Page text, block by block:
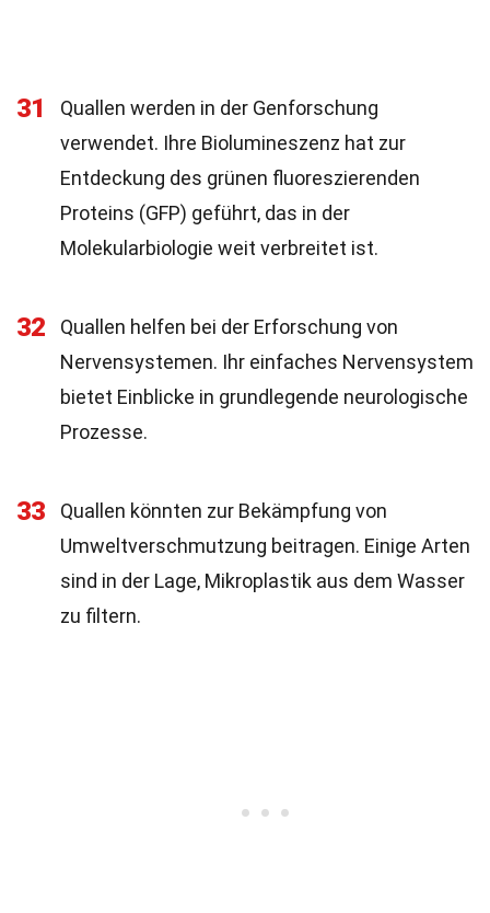
31
Quallen werden in der Genforschung
verwendet. Ihre Biolumineszenz hat zur
Entdeckung des grünen fluoreszierenden
Proteins (GFP) geführt, das in der
Molekularbiologie weit verbreitet ist.
32
Quallen helfen bei der Erforschung von
Nervensystemen. Ihr einfaches Nervensystem
bietet Einblicke in grundlegende neurologische
Prozesse.
33
Quallen könnten zur Bekämpfung von
Umweltverschmutzung beitragen. Einige Arten
sind in der Lage, Mikroplastik aus dem Wasser
zu filtern.